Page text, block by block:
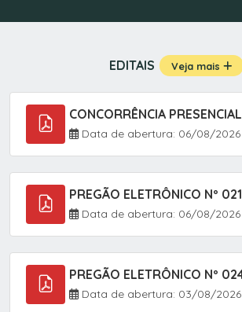
EDITAIS Veja mais
Data de abertura: 06/08/2026
Data de abertura: 06/08/2026
Data de abertura: 03/08/2026